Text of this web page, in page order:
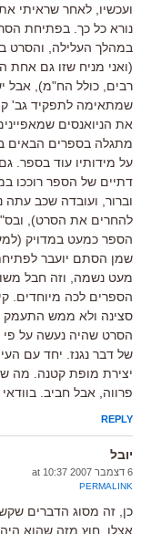
ועכשיו, לאחר שראיתי
נורא כל כך. בפתיחת
במהלך העלילה, והסרט
(ואני מניח שזו גם אחת
רבים, כולל הח"מ), אבל
שמתאימה לתפקיד גב'
את הניואנסים
מתגלה בספרים הבאים
על מידותיו עוד בספר.
דתיים של הספר רוככו
וברור, ועובדה שכב עתה
להחרים את הסרט),
הספר כמעט במדויק
שמן הסתם יועבר
מעט נשמה, וזה חבל
הספרים לכה מיוחדים.
סצינה ולא ממש התעמק
הסרט שהיה נעשה על
של דבר נגנז. יחד עם
יצירת מופת קטנה. מה
פרווה, אבל חביב.
REPLY
יובל
6 דצמבר 2007 at 10:37
PERMALINK
כן, זה מסוג הדברים
אצלו, חוץ מזה שהוא